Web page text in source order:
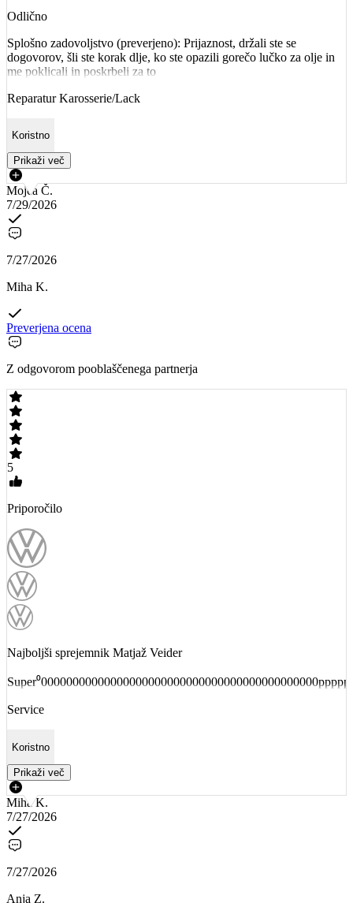
Odlično
Splošno zadovoljstvo (preverjeno): Prijaznost, držali ste se
dogovorov, šli ste korak dlje, ko ste opazili gorečo lučko za olje in
me poklicali in poskrbeli za to
Reparatur Karosserie/Lack
Koristno
Prikaži več
Mojca Č.
7/29/2026
7/27/2026
Miha K.
Preverjena ocena
Z odgovorom pooblaščenega partnerja
5
Priporočilo
Najboljši sprejemnik Matjaž Veider
Super⁰00000000000000000000000000000000000000000000ppppp
Service
Koristno
Prikaži več
Miha K.
7/27/2026
7/27/2026
Anja Z.